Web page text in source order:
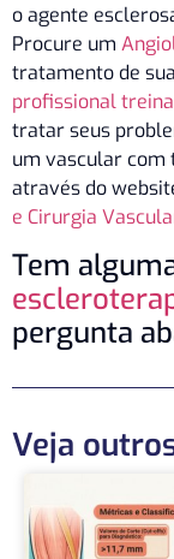
o agente
Procure um
tratamento de
profissional
tratar seus
um vascular com
através do
e Cirurgia
Tem
pergunta
Veja